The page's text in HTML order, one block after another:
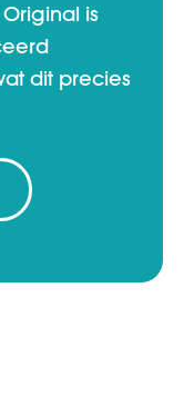
is
dit precies